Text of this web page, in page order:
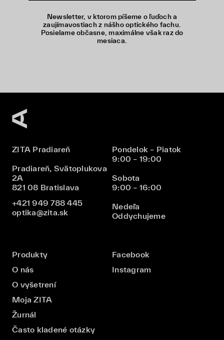
Newsletter, v ktorom píšeme o ľuďoch a
zaujímavostiach z nášho optického fachu.
Posielame občasne, maximálne však raz do
mesiaca.
ZITA Pradiareň
Pradiareň, Svätoplukova
2A
821 08 Bratislava
+421 949 788 445
optika@zita.sk
Pondelok – Piatok
9:00 – 19:00
Sobota
9:00 – 16:00
Nedeľa
Oddychujeme
Produkty
O nás
O vyšetrení
Moja ZITA
Žurnál
Často kladené otázky
Facebook
Instagram